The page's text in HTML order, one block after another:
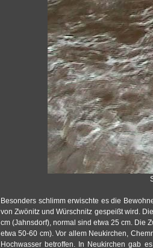
Besonders schlimm erwischte es die
von Zwönitz und Würschnitz gespeißt wird.
cm (Jahnsdorf), normal sind etwa 25 cm. Die
etwa 50-60 cm). Vor allem Neukirchen,
Hochwasser betroffen. In Neukirchen gab